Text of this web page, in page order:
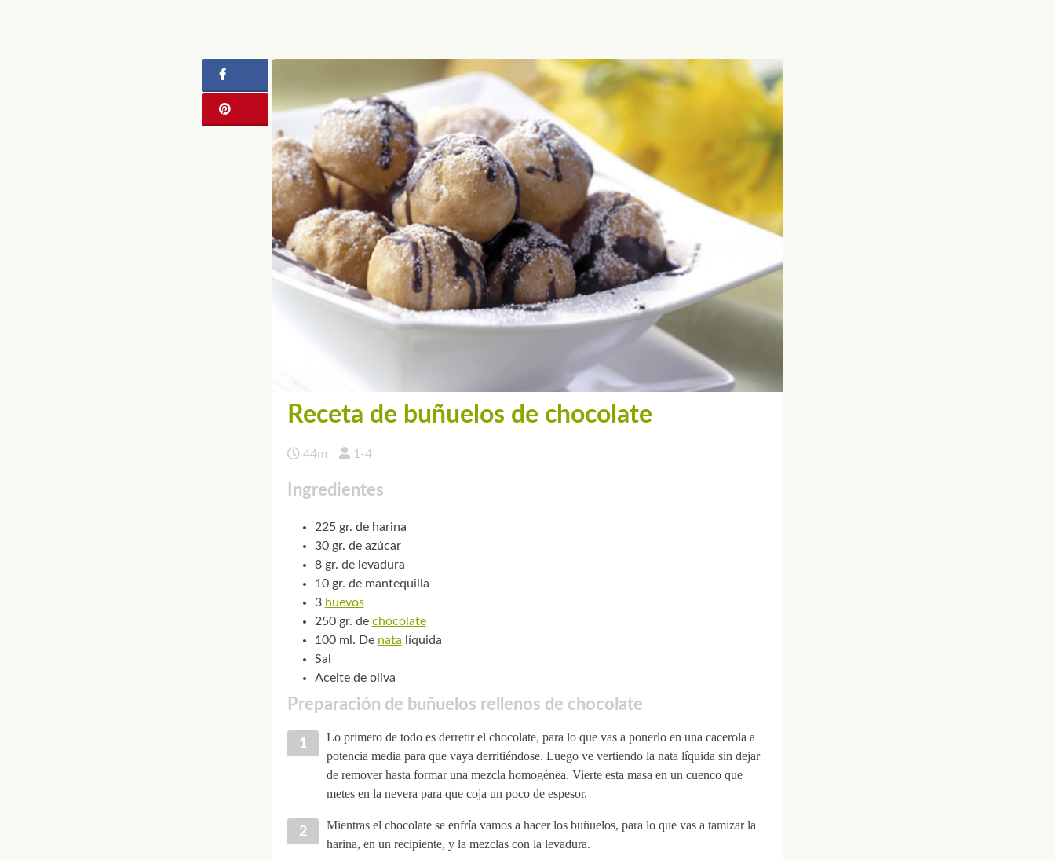
Receta de buñuelos de chocolate
44m 1-4
Ingredientes
225 gr. de harina
30 gr. de azúcar
8 gr. de levadura
10 gr. de mantequilla
3 huevos
250 gr. de chocolate
100 ml. De nata líquida
Sal
Aceite de oliva
Preparación de buñuelos rellenos de chocolate
Lo primero de todo es derretir el chocolate, para lo que vas a ponerlo en una cacerola a
potencia media para que vaya derritiéndose. Luego ve vertiendo la nata líquida sin dejar
de remover hasta formar una mezcla homogénea. Vierte esta masa en un cuenco que
metes en la nevera para que coja un poco de espesor.
Mientras el chocolate se enfría vamos a hacer los buñuelos, para lo que vas a tamizar la
harina, en un recipiente, y la mezclas con la levadura.